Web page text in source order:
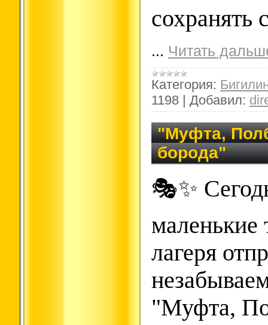
сохранять
... Читать
Категория:
1198 | Добавил:
"Муфта,
борода"
🎭✨
маленькие
лагеря
"Муфта,